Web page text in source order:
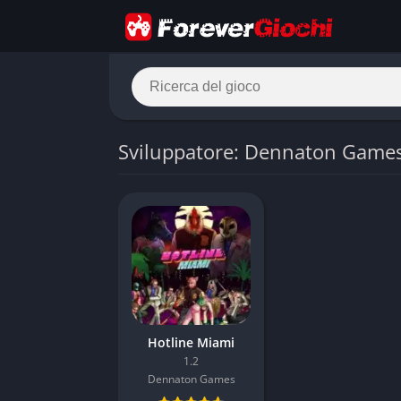
Sviluppatore: Dennaton
Hotline Miami
1.2
Dennaton Games